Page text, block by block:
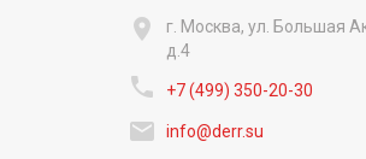

г. Москва, ул. Большая
д.4
 +7 (499) 350-20-30
 info@derr.su